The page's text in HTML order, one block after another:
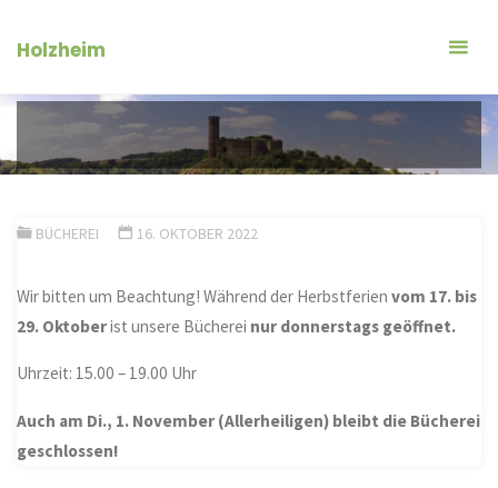
InhaltHolzheim
BÜCHEREI 16. OKTOBER 2022
Wir bitten um Beachtung! Während der Herbstferienvom 17. bis
29. Oktoberist unsere Bücherei nur donnerstags geöffnet.
Uhrzeit: 15.00 – 19.00 Uhr
Auch am Di., 1. November (Allerheiligen) bleibt die Bücherei
geschlossen!